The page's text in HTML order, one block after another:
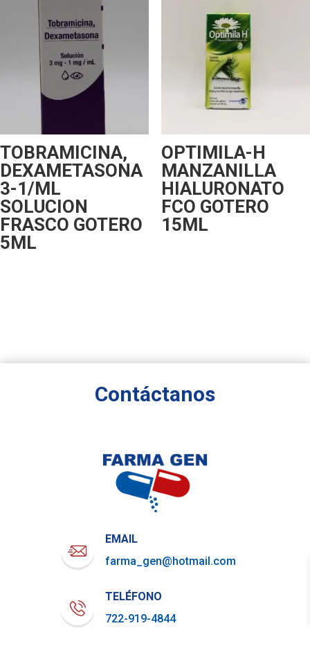
TOBRAMICINA,
DEXAMETASONA
3-1/ML
SOLUCION
FRASCO GOTERO
5ML
OPTIMILA-H
MANZANILLA
HIALURONATO
FCO GOTERO
15ML
Contáctanos
EMAIL
farma_gen@hotmail.com
TELÉFONO
722-919-4844